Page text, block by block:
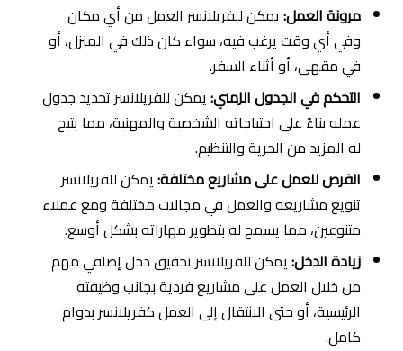
مرونة العمل: يمكن للفريلانسر العمل من أي مكان
وفي أي وقت يرغب فيه، سواء كان ذلك في المنزل، أو
في مقهى، أو أثناء السفر.
التحكم في الجدول الزمني: يمكن للفريلانسر تحديد جدول
عمله بناءً على احتياجاته الشخصية والمهنية، مما يتيح
له المزيد من الحرية والتنظيم.
الفرص للعمل على مشاريع مختلفة: يمكن للفريلانسر
تنويع مشاريعه والعمل في مجالات مختلفة ومع عملاء
متنوعين، مما يسمح له بتطوير مهاراته بشكل أوسع.
زيادة الدخل: يمكن للفريلانسر تحقيق دخل إضافي مهم
من خلال العمل على مشاريع فردية بجانب وظيفته
الرئيسية، أو حتى الانتقال إلى العمل كفريلانسر بدوام
كامل.